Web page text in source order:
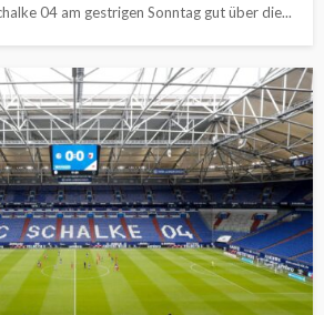
04 am gestrigen Sonntag gut über die...